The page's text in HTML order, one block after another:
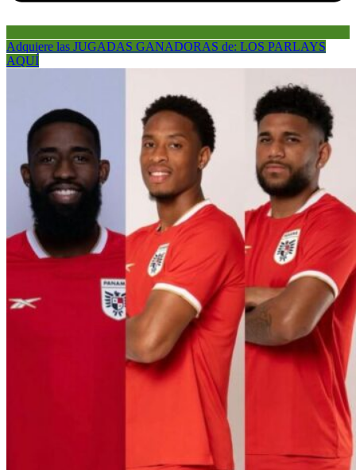
Adquiere las JUGADAS GANADORAS de: LOS PARLAYS
AQUÍ